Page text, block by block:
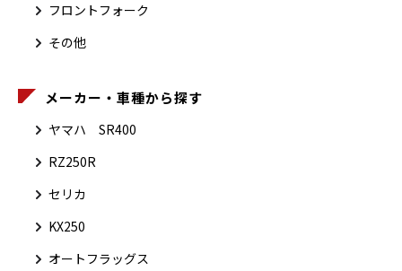
フロントフォーク
その他
メーカー・車種から探す
ヤマハ SR400
RZ250R
セリカ
KX250
オートフラッグス